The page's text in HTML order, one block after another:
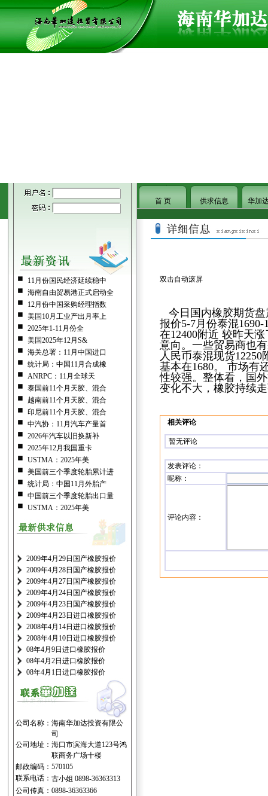
首 页 供求信息 华加
11月份国民经济延续稳中
海南自由贸易港正式启动全
12月份中国采购经理指数
美国10月工业产出月率上
2025年1-11月份全
美国2025年12月S&
海关总署：11月中国进口
统计局：中国11月合成橡
ANRPC：11月全球天
泰国前11个月天胶、混合
越南前11个月天胶、混合
印尼前11个月天胶、混合
中汽协：11月汽车产量首
2026年汽车以旧换新补
2025年12月我国重卡
USTMA：2025年美
美国前三个季度轮胎累计进
统计局：中国11月外胎产
中国前三个季度轮胎出口量
USTMA：2025年美
2009年4月29日国产橡胶报价
2009年4月28日国产橡胶报价
2009年4月27日国产橡胶报价
2009年4月24日国产橡胶报价
2009年4月23日国产橡胶报价
2009年4月23日进口橡胶报价
2008年4月14日进口橡胶报价
2008年4月10日进口橡胶报价
08年4月9日进口橡胶报价
08年4月2日进口橡胶报价
08年4月1日进口橡胶报价
公司名称： 海南华加达投资有限公
司
公司地址： 海口市滨海大道123号鸿
联商务广场十楼
邮政编码： 570105
联系电话： 古小姐 0898-36363313
公司传真： 0898-36363366
双击自动滚屏
今日国内橡胶期货盘
报价5-7月份泰混
在12400附近 较昨天
意向。一些贸易商也
人民币泰混现货
基本在1680。 市场有
性较强。整体看，国
变化不大，橡胶持续
相关评论
暂无评论
发表评论：
呢称：
评论内容：